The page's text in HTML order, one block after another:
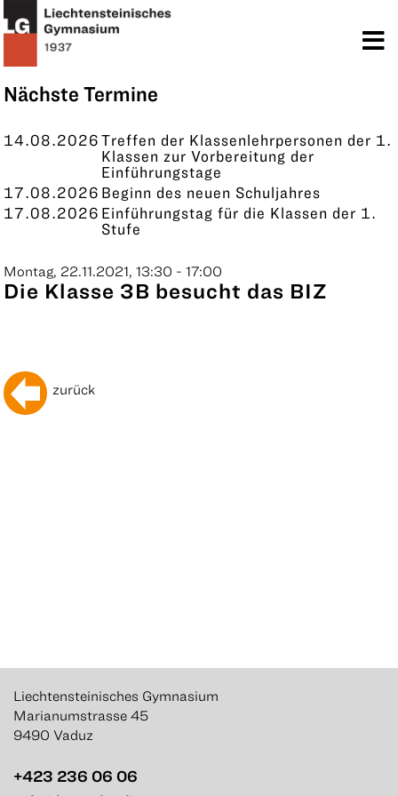
Nächste Termine
14.08.2026Treffen der Klassenlehrpersonen der 1.
Klassen zur Vorbereitung der
Einführungstage
17.08.2026 Beginn des neuen Schuljahres
17.08.2026 Einführungstag für die Klassen der 1.
Stufe
KONTAKT
Montag, 22.11.2021, 13:30 - 17:00
Die Klasse 3B besucht das BIZ
zurück
Liechtensteinisches Gymnasium
Marianumstrasse 45
9490 Vaduz
+423 236 06 06